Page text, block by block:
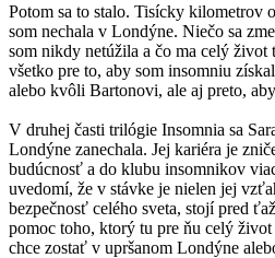
Potom sa to stalo. Tisícky kilometrov
som nechala v Londýne. Niečo sa
som nikdy netúžila a čo ma celý
všetko pre to, aby som insomniu
alebo kvôli Bartonovi, ale aj preto,
V druhej časti trilógie Insomnia sa
Londýne zanechala. Jej kariéra je
budúcnosť a do klubu insomnikov
uvedomí, že v stávke je nielen jej
bezpečnosť celého sveta, stojí pred
pomoc toho, ktorý tu pre ňu celý
chce zostať v upršanom Londýne